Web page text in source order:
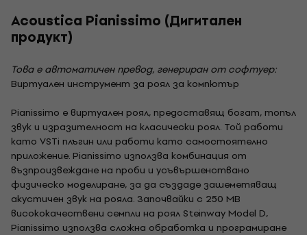
Acoustica Pianissimo (Дигитален
продукт)
Това е автоматичен превод, генериран от софтуер:
Виртуален инструмент за роял за компютър
Pianissimo е виртуален роял, предоставящ богат, топъл
звук и изразителност на класически роял. Той работи
като VSTi плъгин или работи като самостоятелно
приложение. Pianissimo използва комбинация от
възпроизвеждане на проби и усъвършенствано
физическо моделиране, за да създаде зашеметяващ
акустичен звук на рояла. Започвайки с 250 MB
висококачествени семпли на роял Steinway Model D,
Pianissimo използва сложна обработка и програмиране